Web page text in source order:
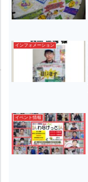
インフォメーション
イベント情報